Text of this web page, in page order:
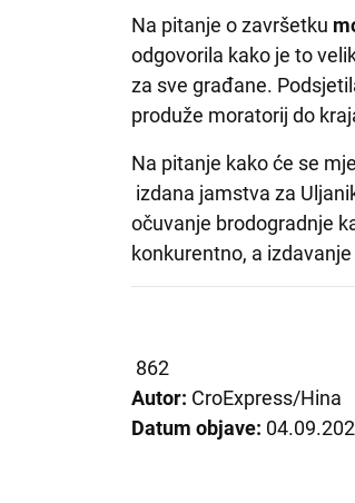
Na pitanje o završetku
odgovorila kako je to
za sve građane.
produže moratorij do
Na pitanje kako će se
izdana jamstva za
očuvanje brodogradnje
konkurentno, a
862
Autor: CroExpress/Hina
Datum objave: